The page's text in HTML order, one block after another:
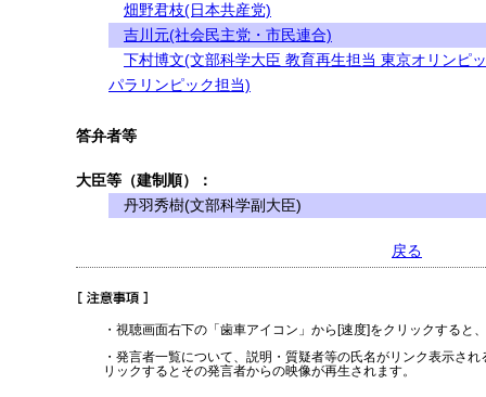
畑野君枝(日本共産党)
吉川元(社会民主党・市民連合)
下村博文(文部科学大臣 教育再生担当 東京オリンピ
パラリンピック担当)
答弁者等
大臣等（建制順）：
丹羽秀樹(文部科学副大臣)
戻る
・視聴画面右下の「歯車アイコン」から[速度]をクリックすると
・発言者一覧について、説明・質疑者等の氏名がリンク表示さ
リックするとその発言者からの映像が再生されます。